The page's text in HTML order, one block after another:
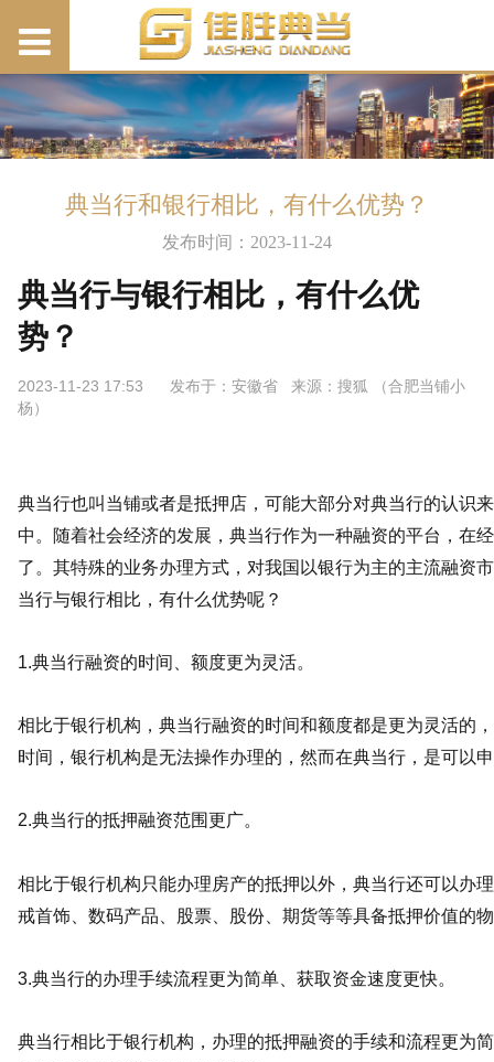
典当行和银行相比，有什么优势？
发布时间：2023-11-24
典当行与银行相比，有什么优
势？
2023-11-23 17:53 发布于： 安徽省 来源：搜狐 （合肥当铺小
杨）
典当行也叫当铺或者是抵押店，可能大部分对典当行的认识
中。随着社会经济的发展，典当行作为一种融资的平台，在
了。其特殊的业务办理方式，对我国以银行为主的主流融资
当行与银行相比，有什么优势呢？
1.典当行融资的时间、额度更为灵活。
相比于银行机构，典当行融资的时间和额度都是更为灵活的
时间，银行机构是无法操作办理的，然而在典当行，是可以
2.典当行的抵押融资范围更广。
相比于银行机构只能办理房产的抵押以外，典当行还可以办
戒首饰、数码产品、股票、股份、期货等等具备抵押价值的
3.典当行的办理手续流程更为简单、获取资金速度更快。
典当行相比于银行机构，办理的抵押融资的手续和流程更为